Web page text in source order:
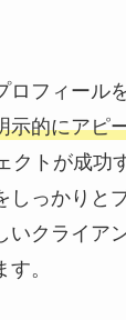
フィール
示的にアピ
クトが成功
しっかりと
いクライア
。